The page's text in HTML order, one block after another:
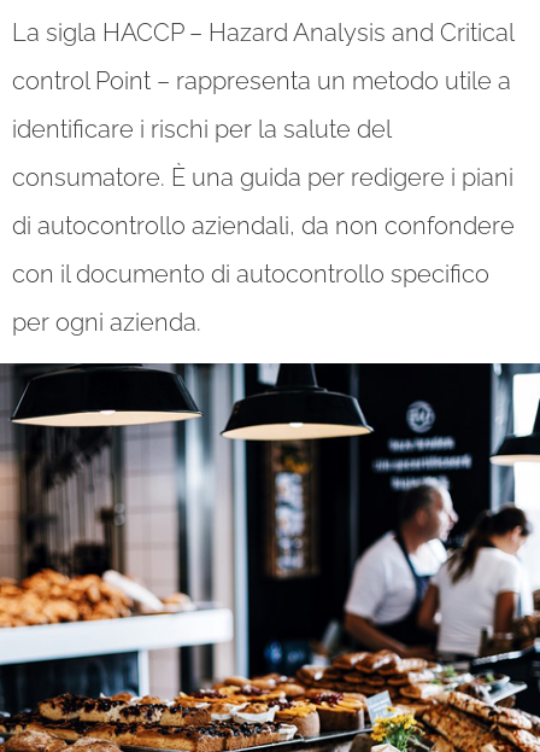
La sigla HACCP – Hazard Analysis and Critical
control Point – rappresenta un metodo utile a
identificare i rischi per la salute del
consumatore. È una guida per redigere i piani
di autocontrollo aziendali, da non confondere
con il documento di autocontrollo specifico
per ogni azienda.